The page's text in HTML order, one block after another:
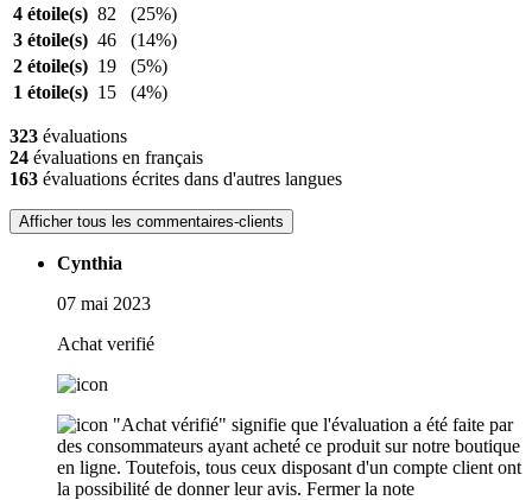
4 étoile(s) 82
(25%)
3 étoile(s) 46
(14%)
2 étoile(s) 19
(5%)
1 étoile(s) 15 (4%)
323 évaluations
24 évaluations en français
163 évaluations écrites dans d'autres langues
Afficher tous les commentaires-clients
Cynthia
07 mai 2023
Achat verifié
"Achat vérifié" signifie que l'évaluation a été faite par
des consommateurs ayant acheté ce produit sur notre boutique
en ligne. Toutefois, tous ceux disposant d'un compte client ont
la possibilité de donner leur avis. Fermer la note